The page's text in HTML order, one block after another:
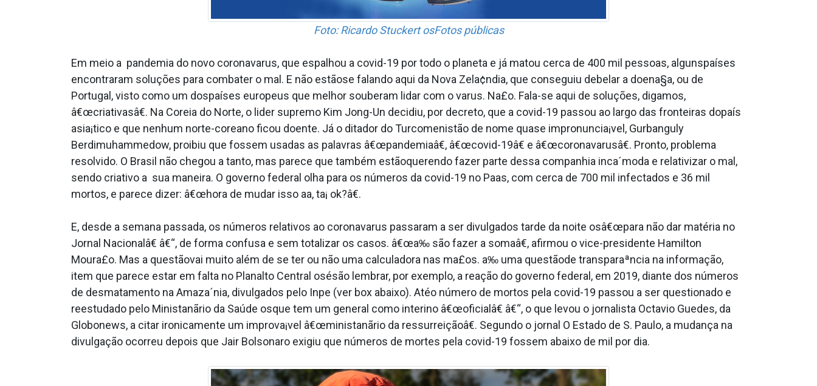
Foto: Ricardo Stuckert osFotos públicas
Em meio a pandemia do novo coronava­rus, que espalhou a covid-19 por todo o planeta e já matou cerca de 400 mil pessoas, algunspaíses
encontraram soluções para combater o mal. E não estãose falando aqui da Nova Zela¢ndia, que conseguiu debelar a doena§a, ou de
Portugal, visto como um dospaíses europeus que melhor souberam lidar com o va­rus. Na£o. Fala-se aqui de soluções, digamos,
â€œcriativasâ€. Na Coreia do Norte, o lider supremo Kim Jong-Un decidiu, por decreto, que a covid-19 passou ao largo das fronteiras dopaís
asia¡tico e que nenhum norte-coreano ficou doente. Já o ditador do Turcomenistão de nome quase impronuncia¡vel, Gurbanguly
Berdimuhammedow, proibiu que fossem usadas as palavras â€œpandemiaâ€, â€œcovid-19â€ e â€œcoronava­rusâ€. Pronto, problema
resolvido. O Brasil não chegou a tanto, mas parece que também estãoquerendo fazer parte dessa companhia inca´moda e relativizar o mal,
sendo criativo a sua maneira. O governo federal olha para os números da covid-19 no Paa­s, com cerca de 700 mil infectados e 36 mil
mortos, e parece dizer: â€œhora de mudar isso aa­, ta¡ ok?â€.
E, desde a semana passada, os números relativos ao coronava­rus passaram a ser divulgados tarde da noite osâ€œpara não dar matéria no
Jornal Nacionalâ€ â€“, de forma confusa e sem totalizar os casos. â€œa‰ são fazer a somaâ€, afirmou o vice-presidente Hamilton
Moura£o. Mas a questãovai muito além de se ter ou não uma calculadora nas ma£os. a‰ uma questãode transparaªncia na informação,
item que parece estar em falta no Planalto Central osésão lembrar, por exemplo, a reação do governo federal, em 2019, diante dos números
de desmatamento na Amaza´nia, divulgados pelo Inpe (ver box abaixo). Atéo número de mortos pela covid-19 passou a ser questionado e
reestudado pelo Ministanãrio da Saúde osque tem um general como interino â€œoficialâ€ â€“, o que levou o jornalista Octavio Guedes, da
Globonews, a citar ironicamente um improva¡vel â€œministanãrio da ressurreiçãoâ€. Segundo o jornal O Estado de S. Paulo, a mudança na
divulgação ocorreu depois que Jair Bolsonaro exigiu que números de mortes pela covid-19 fossem abaixo de mil por dia.